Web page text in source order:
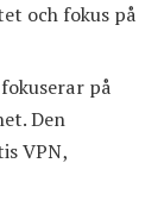
och fokus på
på
Den
VPN,